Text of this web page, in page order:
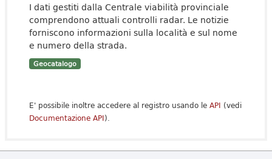
I dati gestiti dalla Centrale viabilità provinciale
comprendono attuali controlli radar. Le notizie
forniscono informazioni sulla località e sul nome
e numero della strada.
Geocatalogo
E' possibile inoltre accedere al registro usando le API (vedi
Documentazione API).